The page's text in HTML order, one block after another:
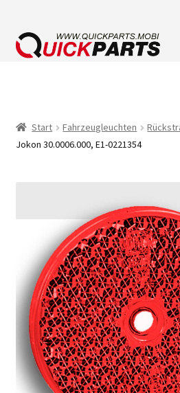
FÖRDERPUMPEN
Start Fahrzeugleuchten
Jokon 30.0006.000, E1-0221354